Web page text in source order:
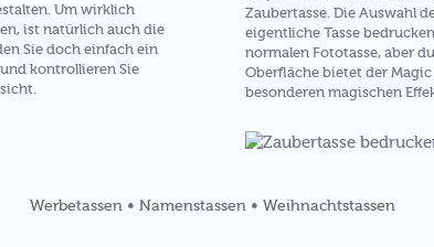
Um wirklich
ist natürlich auch die
Sie doch einfach ein
kontrollieren Sie
Zaubertasse. Die Auswahl
eigentliche Tasse
normalen Fototasse, aber
Oberfläche bietet der
besonderen magischen
Werbetassen • Namenstassen • Weihnachtstassen